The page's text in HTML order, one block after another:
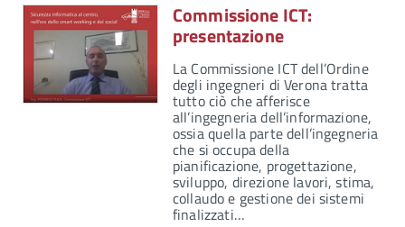
Commissione ICT:
presentazione
La Commissione ICT dell’Ordine
degli ingegneri di Verona tratta
tutto ciò che afferisce
all’ingegneria dell’informazione,
ossia quella parte dell’ingegneria
che si occupa della
pianificazione, progettazione,
sviluppo, direzione lavori, stima,
collaudo e gestione dei sistemi
finalizzati…